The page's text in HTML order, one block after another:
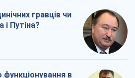
гравців чи
Путіна?
функціонування в